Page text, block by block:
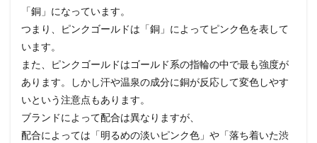
「銅」になっています。
つまり、ピンクゴールドは「銅」によってピンク色を表して
います。
また、ピンクゴールドはゴールド系の指輪の中で最も強度が
あります。しかし汗や温泉の成分に銅が反応して変色しやす
いという注意点もあります。
ブランドによって配合は異なりますが、
配合によっては「明るめの淡いピンク色」や「落ち着いた渋